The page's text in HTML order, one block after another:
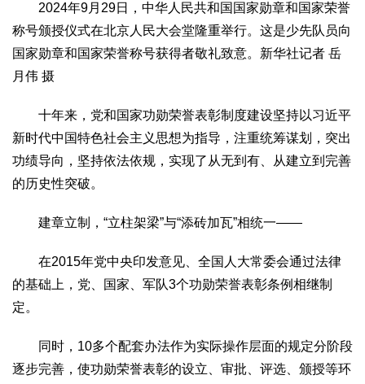
2024年9月29日，中华人民共和国国家勋章和国家荣誉
称号颁授仪式在北京人民大会堂隆重举行。这是少先队员向
国家勋章和国家荣誉称号获得者敬礼致意。新华社记者 岳
月伟 摄
十年来，党和国家功勋荣誉表彰制度建设坚持以习近平
新时代中国特色社会主义思想为指导，注重统筹谋划，突出
功绩导向，坚持依法依规，实现了从无到有、从建立到完善
的历史性突破。
建章立制，“立柱架梁”与“添砖加瓦”相统一——
在2015年党中央印发意见、全国人大常委会通过法律
的基础上，党、国家、军队3个功勋荣誉表彰条例相继制
定。
同时，10多个配套办法作为实际操作层面的规定分阶段
逐步完善，使功勋荣誉表彰的设立、审批、评选、颁授等环